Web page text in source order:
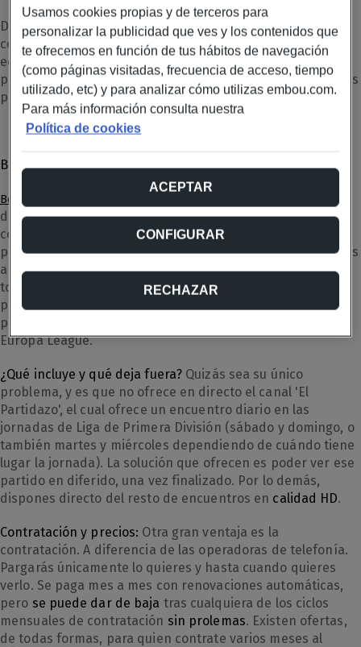
Desde Embou MásMóvil queremos enseñarte que
complementar nuestras tarifas, que son las más
económicas y completas del mercado, con las mejores
plataformas online para poder ver futbol, series y películas
puede hacer que sigas ahorrando mes a mes.
BeIN Connect
BeIN Connect
es la versión de beIN Sports pero como canal
de pago para Internet abajo costepara quien quiera
contratar los canales de partidos de fútbol en directo sólo
para versiones de ordenador, móvil, tableta o smart TV. Los
abonados pueden seguir sus principales emisiones con
todo el fútbol nacional, el europeo y otras ligas. Está
pensado para seguidores de los principales equipos del
país, ya que incluye Copa del Rey, Champions League y
Europa League.
¿Qué incluye y qué deja fuera? Quizás sea su único
problema, y es que no ofrece en directo el canal 'El
Partidazo', el cual ofrece un encuentro diario en las
jornadas de Liga de Primera División (sábado y domingo, o
también martes y miércoles dependiendo de cuándo tiene
lugar la jornada). La solución que ofrecen es poder ver ese
partido en diferido, una vez finalizado. Por lo demás,
dispones directo del resto de encuentros en calidad HD.
Contratación y precios: Otra gran ventaja es la
contratación. A diferencia de las operadoras de telefonía.
Pargarás únicamente lo quieres y hasta cuando quieres
verlo. Se paga mes a mes con renovaciones automáticas,
pero se puede dar de baja tras cualquiera de los ciclos
mensuales de contratación sin prolemas. Existen ofertas,
de todas formas, para quien contrate varios meses al
Usamos cookies propias y de terceros para
personalizar la publicidad que ves y los contenidos que
te ofrecemos en función de tus hábitos de navegación
(como páginas visitadas, frecuencia de acceso, tiempo
utilizado, etc) y para analizar cómo utilizas embou.com.
Para más información consulta nuestra
Política de cookies
RECHAZAR
ACEPTAR
CONFIGURAR